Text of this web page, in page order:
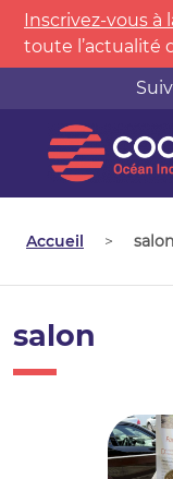
Inscrivez-vous à
toute l’actualité
Accueil > salon
salon